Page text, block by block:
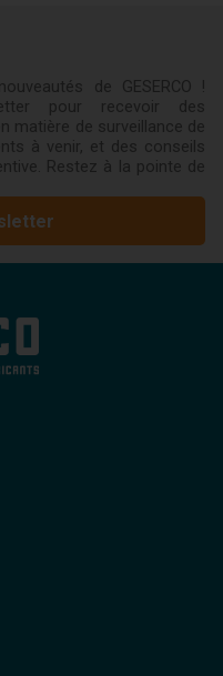
de GESERCO !
pour recevoir des
matière de surveillance de
à venir, et des conseils
Restez à la pointe de